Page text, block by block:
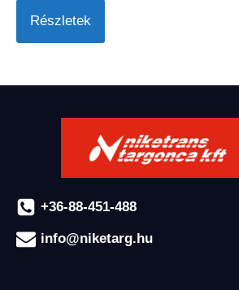
Részletek
+36-88-451-488
info@niketarg.hu